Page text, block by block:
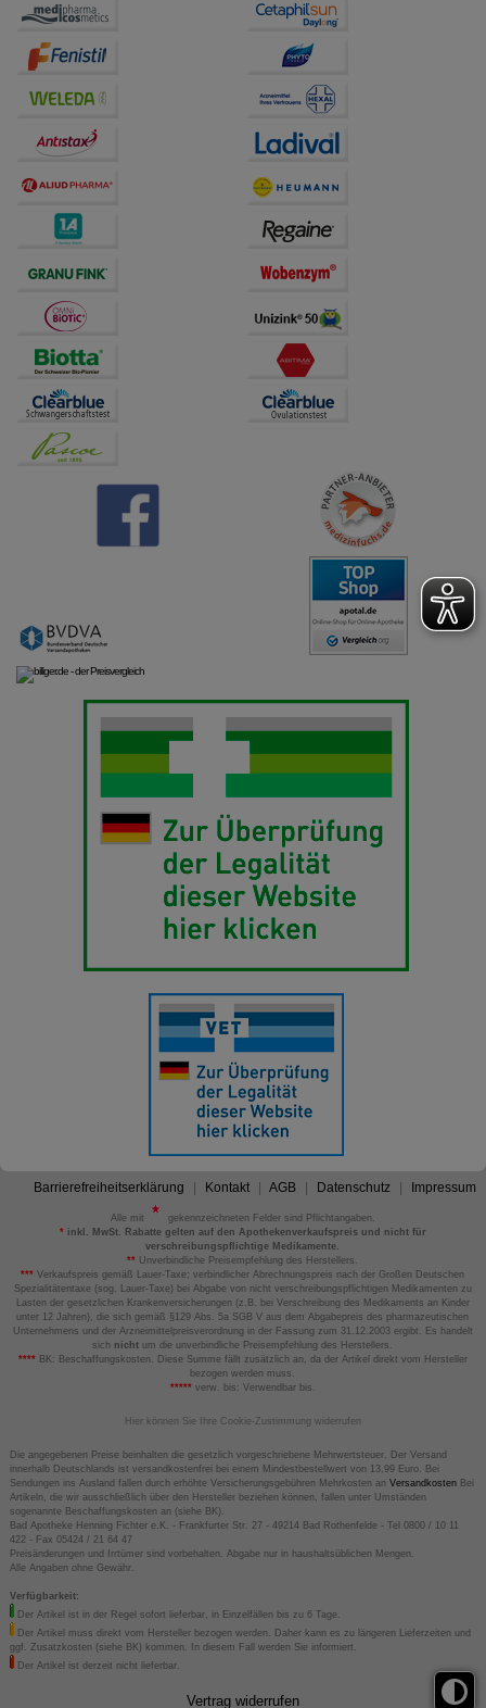
Barrierefreiheitserklärung Kontakt AGB Datenschutz Impressum
Alle mit
gekennzeichneten Felder sind Pflichtangaben.
*inkl. MwSt. Rabatte gelten auf den Apothekenverkaufspreis und nicht für
verschreibungspflichtige Medikamente.
** Unverbindliche Preisempfehlung des Herstellers.
*** Verkaufspreis gemäß Lauer-Taxe; verbindlicher Abrechnungspreis nach der Großen Deutschen
Spezialitätentaxe (sog. Lauer-Taxe) bei Abgabe von nicht verschreibungspflichtigen Medikamenten zu
Lasten der gesetzlichen Krankenversicherungen (z.B. bei Verschreibung des Medikaments an Kinder
unter 12 Jahren), die sich gemäß §129 Abs. 5a SGB V aus dem Abgabepreis des pharmazeutischen
Unternehmens und der Arzneimittelpreisverordnung in der Fassung zum 31.12.2003 ergibt. Es handelt
sich nicht um die unverbindliche Preisempfehlung des Herstellers.
****BK: Beschaffungskosten. Diese Summe fällt zusätzlich an, da der Artikel direkt vom Hersteller
bezogen werden muss.
*****verw. bis: Verwendbar bis.
Hier können Sie Ihre Cookie-Zustimmung widerrufen
Die angegebenen Preise beinhalten die gesetzlich vorgeschriebene Mehrwertsteuer. Der Versand
innerhalb Deutschlands ist versandkostenfrei bei einem Mindestbestellwert von 13,99 Euro. Bei
Sendungen ins Ausland fallen durch erhöhte Versicherungsgebühren Mehrkosten an VersandkostenBei
Artikeln, die wir ausschließlich über den Hersteller beziehen können, fallen unter Umständen
sogenannte Beschaffungskosten an (siehe BK).
Bad Apotheke Henning Fichter e.K. - Frankfurter Str. 27 - 49214 Bad Rothenfelde - Tel 0800 / 10 11
422 - Fax 05424 / 21 64 47
Preisänderungen und Irrtümer sind vorbehalten. Abgabe nur in haushaltsüblichen Mengen.
Alle Angaben ohne Gewähr.
Verfügbarkeit:
Der Artikel ist in der Regel sofort lieferbar, in Einzelfällen bis zu 6 Tage.
Der Artikel muss direkt vom Hersteller bezogen werden. Daher kann es zu längeren Lieferzeiten und
ggf. Zusatzkosten (siehe BK) kommen. In diesem Fall werden Sie informiert.
Der Artikel ist derzeit nicht lieferbar.
Vertrag widerrufen